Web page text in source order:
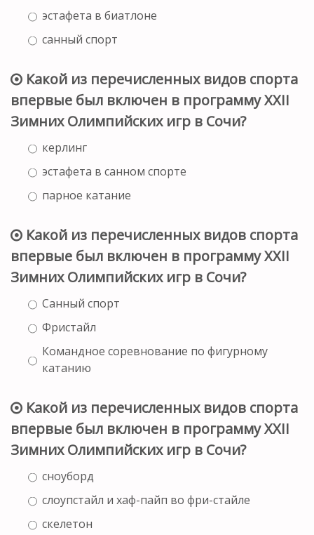
эстафета в биатлоне
санный спорт
Какой из перечисленных видов спорта
впервые был включен в программу XXII
Зимних Олимпийских игр в Сочи?
керлинг
эстафета в санном спорте
парное катание
Какой из перечисленных видов спорта
впервые был включен в программу XXII
Зимних Олимпийских игр в Сочи?
Санный спорт
Фристайл
Командное соревнование по фигурному
катанию
Какой из перечисленных видов спорта
впервые был включен в программу XXII
Зимних Олимпийских игр в Сочи?
сноуборд
слоупстайл и хаф-пайп во фри-стайле
скелетон